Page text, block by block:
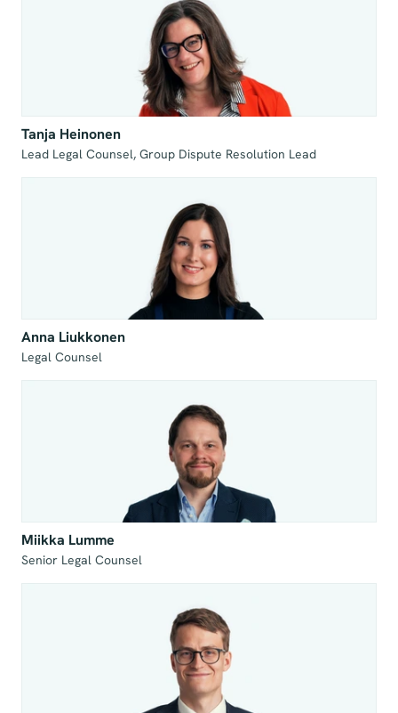
Tanja Heinonen
Lead Legal Counsel, Group Dispute Resolution Lead
Anna Liukkonen
Legal Counsel
Miikka Lumme
Senior Legal Counsel